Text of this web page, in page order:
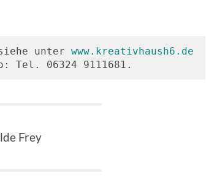
unter www.kreativhaush6.de
Tel. 06324 9111681.
Frey